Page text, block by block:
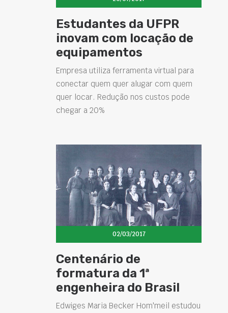
Estudantes da UFPR
inovam com locação de
equipamentos
Empresa utiliza ferramenta virtual para
conectar quem quer alugar com quem
quer locar. Redução nos custos pode
chegar a 20%
02/03/2017
Centenário de
formatura da 1ª
engenheira do Brasil
Edwiges Maria Becker Hom'meil estudou